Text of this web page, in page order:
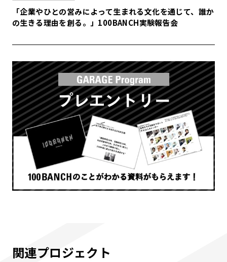
「企業やひとの営みによって生まれる文化を通じて、誰か
の生きる理由を創る。」100BANCH実験報告会
関連プロジェクト